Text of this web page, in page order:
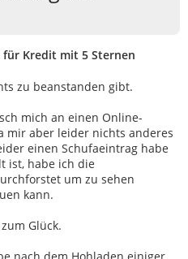
Kredit mit 5 Sternen
zu beanstanden gibt.
mich an einen Online-
mir aber leider nichts anderes
einen Schufaeintrag habe
ist, habe ich die
um zu sehen
kann.
Glück.